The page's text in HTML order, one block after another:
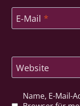
E-Mail *
Website
Name, E-Mail-